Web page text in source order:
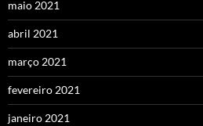
maio 2021
abril 2021
março 2021
fevereiro 2021
janeiro 2021